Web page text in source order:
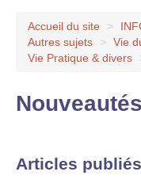
Accueil du site >
Autres sujets
> Vie
Vie Pratique & divers
Nouveautés
Articles